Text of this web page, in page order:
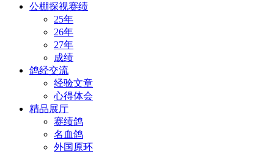
公棚探视赛绩
25年
26年
27年
成绩
鸽经交流
经验文章
心得体会
精品展厅
赛绩鸽
名血鸽
外国原环